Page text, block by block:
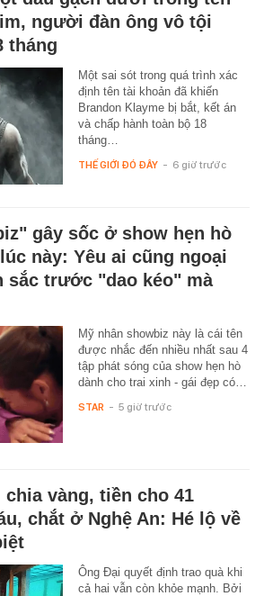
người đàn ông vô tội
tháng
Một sai sót trong quá trình xác
định tên tài khoản đã khiến
Brandon Klayme bị bắt, kết án
và chấp hành toàn bộ 18
tháng…
THẾ GIỚI ĐÓ ĐÂY - 6 giờ trước
gây sốc ở show hẹn hò
này: Yêu ai cũng ngoại
sắc trước "dao kéo" mà
Mỹ nhân showbiz này là cái tên
được nhắc đến nhiều nhất sau 4
tập phát sóng của show hẹn hò
dành cho trai xinh - gái đẹp có…
STAR - 5 giờ trước
chia vàng, tiền cho 41
chắt ở Nghệ An: Hé lộ về
Ông Đại quyết định trao quà khi
cả hai vẫn còn khỏe mạnh. Bởi